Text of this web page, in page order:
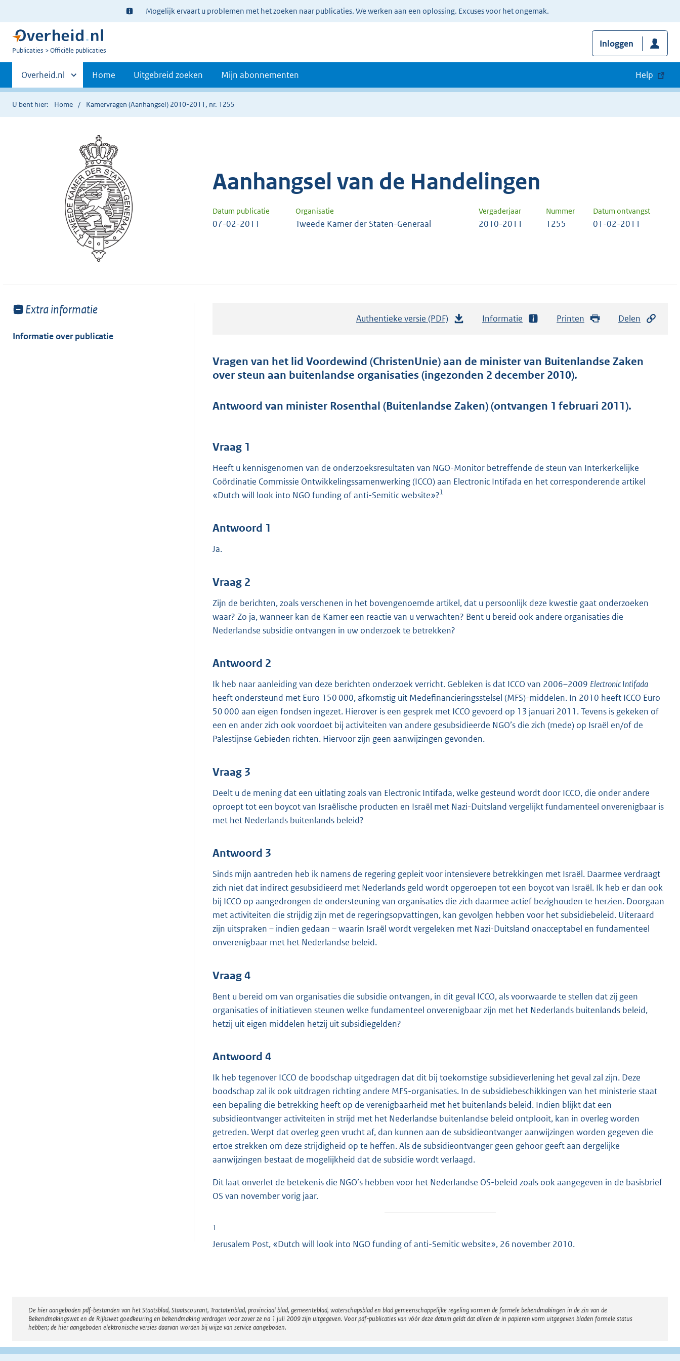
Ter
informatie:
Mogelijk ervaart u problemen met het zoeken naar publicaties. We werken aan een oplossing. Excuses voor het ongemak.
U
Publicaties Officiële publicaties
Inloggen
Primaire
navigatie
Andere
sites
binnen
Overheid.nl Home Uitgebreid zoeken Mijn abonnementen Help
U bent hier: Home Kamervragen (Aanhangsel) 2010-2011, nr. 1255
Aanhangsel van de Handelingen
Datum publicatie Organisatie Vergaderjaar Nummer Datum ontvangst
07-02-2011 Tweede Kamer der Staten-Generaal 2010-2011 1255 01-02-2011
Toon
van:
Extra informatie
Informatie over publicatie
Authentieke versie (PDF)
t
a
o
t
Informatie Printen Delen
Vragen van het lid Voordewind (ChristenUnie) aan de minister van Buitenlandse Zaken
over steun aan buitenlandse organisaties (ingezonden 2 december 2010).
Antwoord van minister Rosenthal (Buitenlandse Zaken) (ontvangen 1 februari 2011).
Vraag 1
Heeft u kennisgenomen van de onderzoeksresultaten van NGO-Monitor betreffende de steun van Interkerkelijke
Coördinatie Commissie Ontwikkelingssamenwerking (ICCO) aan Electronic Intifada en het corresponderende artikel
«Dutch will look into NGO funding of anti-Semitic website»?1
Antwoord 1
Ja.
Vraag 2
Zijn de berichten, zoals verschenen in het bovengenoemde artikel, dat u persoonlijk deze kwestie gaat onderzoeken
waar? Zo ja, wanneer kan de Kamer een reactie van u verwachten? Bent u bereid ook andere organisaties die
Nederlandse subsidie ontvangen in uw onderzoek te betrekken?
Antwoord 2
Ik heb naar aanleiding van deze berichten onderzoek verricht. Gebleken is dat ICCO van 2006–2009 Electronic Intifada
heeft ondersteund met Euro 150 000, afkomstig uit Medefinancieringsstelsel (MFS)-middelen. In 2010 heeft ICCO Euro
50 000 aan eigen fondsen ingezet. Hierover is een gesprek met ICCO gevoerd op 13 januari 2011. Tevens is gekeken of
een en ander zich ook voordoet bij activiteiten van andere gesubsidieerde NGO’s die zich (mede) op Israël en/of de
Palestijnse Gebieden richten. Hiervoor zijn geen aanwijzingen gevonden.
Vraag 3
Deelt u de mening dat een uitlating zoals van Electronic Intifada, welke gesteund wordt door ICCO, die onder andere
oproept tot een boycot van Israëlische producten en Israël met Nazi-Duitsland vergelijkt fundamenteel onverenigbaar is
met het Nederlands buitenlands beleid?
Antwoord 3
Sinds mijn aantreden heb ik namens de regering gepleit voor intensievere betrekkingen met Israël. Daarmee verdraagt
zich niet dat indirect gesubsidieerd met Nederlands geld wordt opgeroepen tot een boycot van Israël. Ik heb er dan ook
bij ICCO op aangedrongen de ondersteuning van organisaties die zich daarmee actief bezighouden te herzien. Doorgaan
met activiteiten die strijdig zijn met de regeringsopvattingen, kan gevolgen hebben voor het subsidiebeleid. Uiteraard
zijn uitspraken – indien gedaan – waarin Israël wordt vergeleken met Nazi-Duitsland onacceptabel en fundamenteel
onverenigbaar met het Nederlandse beleid.
Vraag 4
Bent u bereid om van organisaties die subsidie ontvangen, in dit geval ICCO, als voorwaarde te stellen dat zij geen
organisaties of initiatieven steunen welke fundamenteel onverenigbaar zijn met het Nederlands buitenlands beleid,
hetzij uit eigen middelen hetzij uit subsidiegelden?
Antwoord 4
Ik heb tegenover ICCO de boodschap uitgedragen dat dit bij toekomstige subsidieverlening het geval zal zijn. Deze
boodschap zal ik ook uitdragen richting andere MFS-organisaties. In de subsidiebeschikkingen van het ministerie staat
een bepaling die betrekking heeft op de verenigbaarheid met het buitenlands beleid. Indien blijkt dat een
subsidieontvanger activiteiten in strijd met het Nederlandse buitenlandse beleid ontplooit, kan in overleg worden
getreden. Werpt dat overleg geen vrucht af, dan kunnen aan de subsidieontvanger aanwijzingen worden gegeven die
ertoe strekken om deze strijdigheid op te heffen. Als de subsidieontvanger geen gehoor geeft aan dergelijke
aanwijzingen bestaat de mogelijkheid dat de subsidie wordt verlaagd.
Dit laat onverlet de betekenis die NGO’s hebben voor het Nederlandse OS-beleid zoals ook aangegeven in de basisbrief
OS van november vorig jaar.
1
Jerusalem Post, «Dutch will look into NGO funding of anti-Semitic website», 26 november 2010.
Disclaimer
De hier aangeboden pdf-bestanden van het Staatsblad, Staatscourant, Tractatenblad, provinciaal blad, gemeenteblad, waterschapsblad en blad gemeenschappelijke regeling vormen de formele bekendmakingen in de zin van de
Bekendmakingswet en de Rijkswet goedkeuring en bekendmaking verdragen voor zover ze na 1 juli 2009 zijn uitgegeven. Voor pdf-publicaties van vóór deze datum geldt dat alleen de in papieren vorm uitgegeven bladen formele status
hebben; de hier aangeboden elektronische versies daarvan worden bij wijze van service aangeboden.